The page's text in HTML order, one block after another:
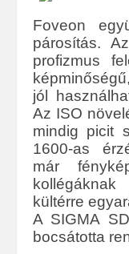
Foveon
párosítás.
profizmus
jól
Az ISO
mindig picit
1600-as
már
kültérre
A SIGMA
bocsátotta